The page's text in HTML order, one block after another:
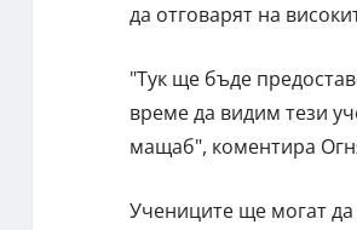
да отговарят на
"Тук ще бъде
време да видим тези
мащаб", коментира
Учениците ще могат да